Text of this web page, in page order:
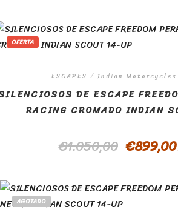
OFERTA
ESCAPES / Indian Motorcycles
DE ESCAPE
RACING CROMADO INDIAN
€1.050,00 €899,00
AGOTADO